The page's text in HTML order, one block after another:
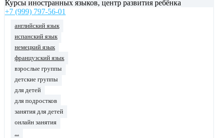
Курсы иностранных языков, центр развития ребёнка
+7 (999) 797-56-01
английский язык
испанский язык
немецкий язык
французский язык
взрослые группы
детские группы
для детей
для подростков
занятия для детей
онлайн занятия
...